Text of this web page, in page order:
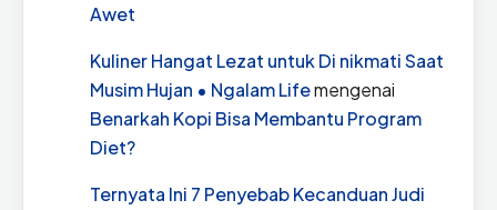
Awet
Kuliner Hangat Lezat untuk Di nikmati Saat
Musim Hujan • Ngalam Lifemengenai
Benarkah Kopi Bisa Membantu Program
Diet?
Ternyata Ini 7 Penyebab Kecanduan Judi